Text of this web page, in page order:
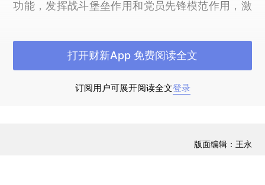
功能，发挥战斗堡垒作用和党员先锋模范作用，激
面建成小康社会。
反腐倡廉建设永远在路上，反腐不能停步、不
能放松。要坚持全面从严治党，落实“三严三实”要
力运行制约和监督，巩固反腐败成果，构建不敢
订阅用户可展开阅读全文登录
打开财新App 免费阅读全文
版面编辑：王永